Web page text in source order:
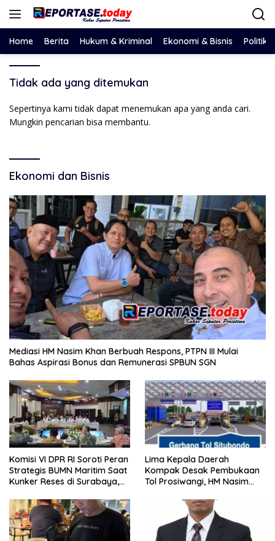
Langsung
Home Berita Hukum & Kriminal Ekonomi & Bisnis Politik
Tidak ada yang ditemukan
Sepertinya kami tidak dapat menemukan apa yang anda cari.
Mungkin pencarian bisa membantu.
Ekonomi dan Bisnis
Mediasi HM Nasim Khan Berbuah Respons, PTPN III Mulai
Bahas Aspirasi Bonus dan Remunerasi SPBUN SGN
Komisi VI DPR RI Soroti Peran
Strategis BUMN Maritim Saat
Kunker Reses di Surabaya,
Lima Kepala Daerah
Kompak Desak Pembukaan
Tol Prosiwangi, HM Nasim
Pemerintah Pusat